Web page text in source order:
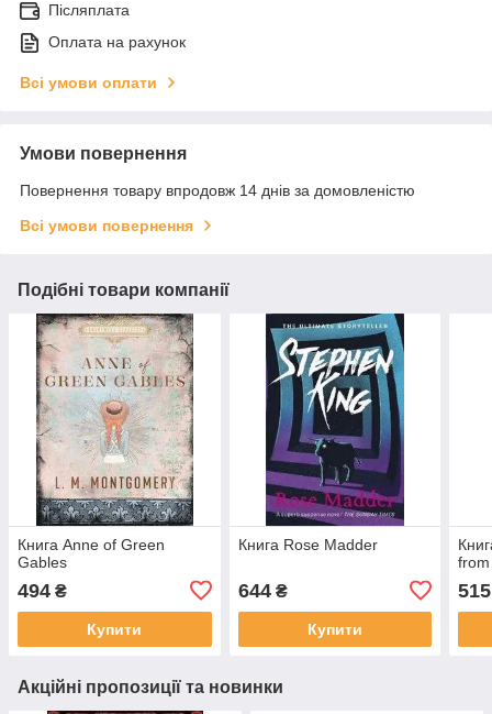
Післяплата
Оплата на рахунок
Всі умови оплати
Умови повернення
Повернення товару впродовж 14 днів за домовленістю
Всі умови повернення
Подібні товари компанії
Книга Anne of Green
Gables
494 ₴
Купити
Книга Rose Madder
644₴
Купити
515
Акційні пропозиції та новинки